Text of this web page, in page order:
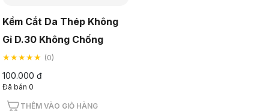
Kềm Cắt Da Thép Không
Gỉ D.30 Không Chống
★★★★★ (0)
100.000 đ
Đã bán 0
THÊM VÀO GIỎ HÀNG